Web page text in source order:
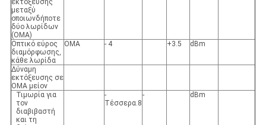
εκτόξευσης
μεταξύ
οποιωνδήποτε
δύο λωρίδων
(OMA)
Οπτικό εύρος
διαμόρφωσης,
κάθε λωρίδα
ΟΜΑ - 4 +3.5 dBm
Δύναμη
εκτόξευσης σε
OMA μείον
Τιμωρία για
τον
διαβιβαστή
και τη
-
Τέσσερα.8
- dBm